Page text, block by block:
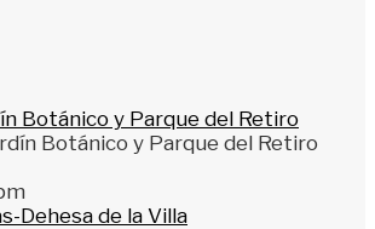
Botánico y Parque del Retiro
Dehesa de la Villa